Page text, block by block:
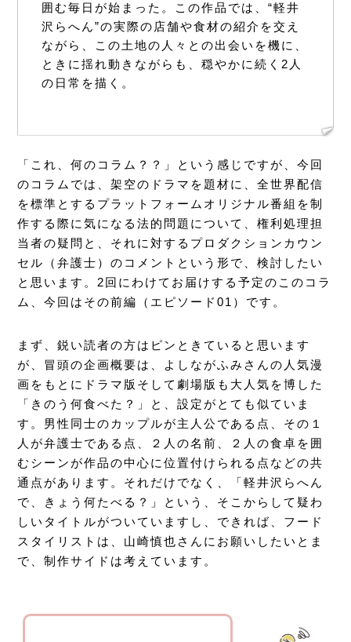
囲む毎日が始まった。この作品では、“軽井
沢らへん”の実際の店舗や食材の紹介を交え
ながら、この土地の人々との出会いを機に、
ときに揺れ動きながらも、穏やかに続く2人
の日常を描く。
「これ、何のコラム？？」という感じですが、今回
のコラムでは、架空のドラマを題材に、全世界配信
を標準とするプラットフォームオリジナル番組を制
作する際に気になる法的問題について、権利処理担
当者の疑問と、それに対するプロダクションカウン
セル（弁護士）のコメントという形で、検討したい
と思います。2回にわけてお届けする予定のこのコラ
ム、今回はその前編（エピソード01）です。
まず、鋭い読者の方はピンときていると思います
が、冒頭の企画概要は、よしながふみさんの人気漫
画をもとにドラマ版そして劇場版も大人気を博した
「きのう何食べた？」と、設定がとても似ていま
す。男性同士のカップルが主人公である点、その１
人が弁護士である点、２人の名前、２人の食卓を囲
むシーンが作品の中心に位置付けられる点などの共
通点があります。それだけでなく、「軽井沢らへん
で、きょう何たべる？」という、そこからして疑わ
しいタイトルがついていますし、できれば、フード
スタイリストは、山崎慎也さんにお願いしたいとま
で、制作サイドは考えています。